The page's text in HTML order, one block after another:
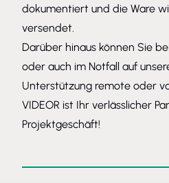
dokumentiert und die Ware
versendet.
Darüber hinaus können Sie
oder auch im Notfall auf
Unterstützung remote oder
VIDEOR ist Ihr verlässlicher
Projektgeschäft!